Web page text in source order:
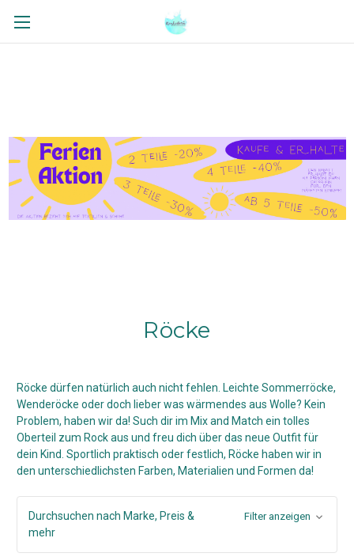
Röcke
Röcke dürfen natürlich auch nicht fehlen. Leichte Sommerröcke,
Wenderöcke oder doch lieber was wärmendes aus Wolle? Kein
Problem, haben wir da! Such dir im Mix and Match ein tolles
Oberteil zum Rock aus und freu dich über das neue Outfit für
dein Kind. Sportlich praktisch oder festlich, Röcke haben wir in
den unterschiedlichsten Farben, Materialien und Formen da!
Durchsuchen nach Marke, Preis &
mehr
Filter anzeigen